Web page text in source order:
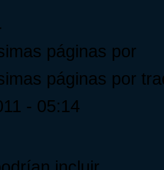
páginas por
páginas por
- 05:14